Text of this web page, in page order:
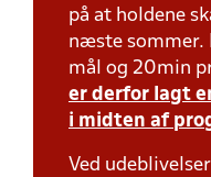
på at holdene
næste sommer.
mål og 20min
er derfor lagt
i midten af
Ved